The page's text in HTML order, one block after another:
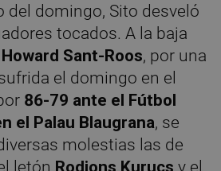
del domingo, Sito desveló
tocados. A la baja
Howard Sant-Roos, por una
el domingo en el
86-79 ante el Fútbol
el Palau Blaugrana, se
molestias las de
letón Rodions Kurucsy el